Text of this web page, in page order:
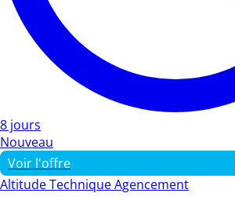
8 jours
Nouveau
Voir l'offre
Altitude Technique Agencement